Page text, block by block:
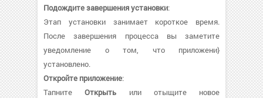
Подождите завершения установки:
Этап установки занимает короткое время.
После завершения процесса вы заметите
уведомление о том, что приложени}
установлено.
Откройте приложение:
ТапнитеОткрыть или отыщите новое